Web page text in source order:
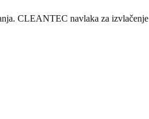
CLEANTEC navlaka za izvlačenje